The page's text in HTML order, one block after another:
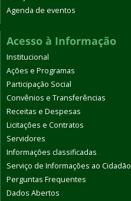
Agenda de eventos
Acesso à Informação
Institucional
Ações e Programas
Participação Social
Convênios e Transferências
Receitas e Despesas
Licitações e Contratos
Servidores
Informações classificadas
Serviço de Informações ao Cidadão
Perguntas Frequentes
Dados Abertos